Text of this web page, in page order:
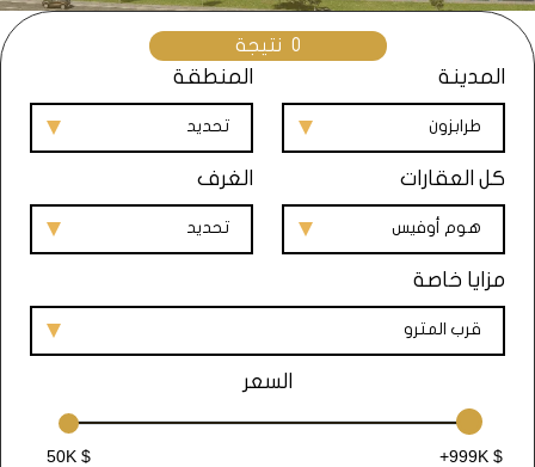
0 نتيجة
المدينة
طرابزون
المنطقة
تحديد
كل العقارات
هوم أوفيس
الغرف
تحديد
مزايا خاصة
قرب المترو
السعر
50K $
+999K $